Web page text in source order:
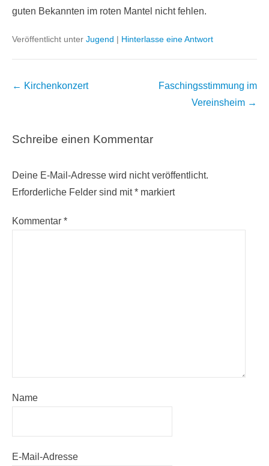
guten Bekannten im roten Mantel nicht fehlen.
Veröffentlicht unter Jugend | Hinterlasse eine Antwort
Beitragsnavigation
← Kirchenkonzert
Faschingsstimmung im
Vereinsheim →
Schreibe einen Kommentar
Deine E-Mail-Adresse wird nicht veröffentlicht.
Erforderliche Felder sind mit* markiert
Kommentar *
Name
E-Mail-Adresse